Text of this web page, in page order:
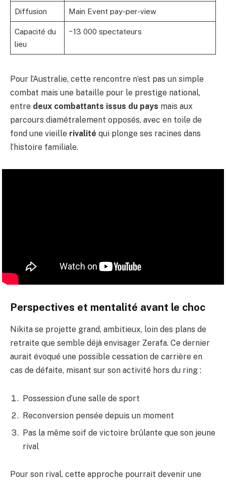
Diffusion Main Event pay-per-view
Capacité du
lieu
~13 000 spectateurs
Pour l’Australie, cette rencontre n’est pas un simple
combat mais une bataille pour le prestige national,
entre deux combattants issus du pays mais aux
parcours diamétralement opposés, avec en toile de
fond une vieille rivalité qui plonge ses racines dans
l’histoire familiale.
Perspectives et mentalité avant le choc
Nikita se projette grand, ambitieux, loin des plans de
retraite que semble déjà envisager Zerafa. Ce dernier
aurait évoqué une possible cessation de carrière en
cas de défaite, misant sur son activité hors du ring :
Possession d’une salle de sport
Reconversion pensée depuis un moment
Pas la même soif de victoire brûlante que son jeune
rival
Pour son rival, cette approche pourrait devenir une